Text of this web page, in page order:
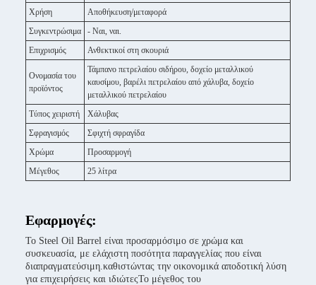
Χρήση
Αποθήκευση/μεταφορά
Συγκεντρώσιμα
- Ναι, ναι.
Επιχρισμός
Ανθεκτικοί στη σκουριά
Ονομασία του
προϊόντος
Τάμπανο πετρελαίου σιδήρου, δοχείο μεταλλικού
καυσίμου, βαρέλι πετρελαίου από χάλυβα, δοχείο
μεταλλικού πετρελαίου
Τύπος χειριστή
Χάλυβας
Σφραγισμός
Σφιχτή σφραγίδα
Χρώμα
Προσαρμογή
Μέγεθος
25 λίτρα
Εφαρμογές:
Το Steel Oil Barrel είναι προσαρμόσιμο σε χρώμα και
συσκευασία, με ελάχιστη ποσότητα παραγγελίας που είναι
διαπραγματεύσιμη.καθιστώντας την οικονομικά αποδοτική λύση
για επιχειρήσεις και ιδιώτεςΤο μέγεθος του